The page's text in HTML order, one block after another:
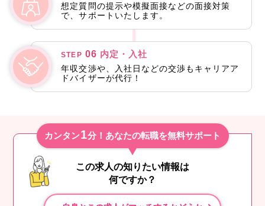
想定質問の提示や模擬面接などの面接対策
で、サポートいたします。
STEP 06 内定・入社
年収交渉や、入社日などの交渉もキャリアア
ドバイザーが代行！
カンタン1分！あなたの転職を無料サポート
この求人の知りたい情報は
何ですか？